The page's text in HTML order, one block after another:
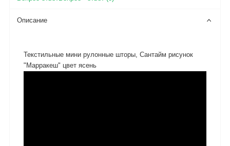
Описание
Текстильные мини рулонные шторы, Сантайм рисунок
"Марракеш" цвет ясень